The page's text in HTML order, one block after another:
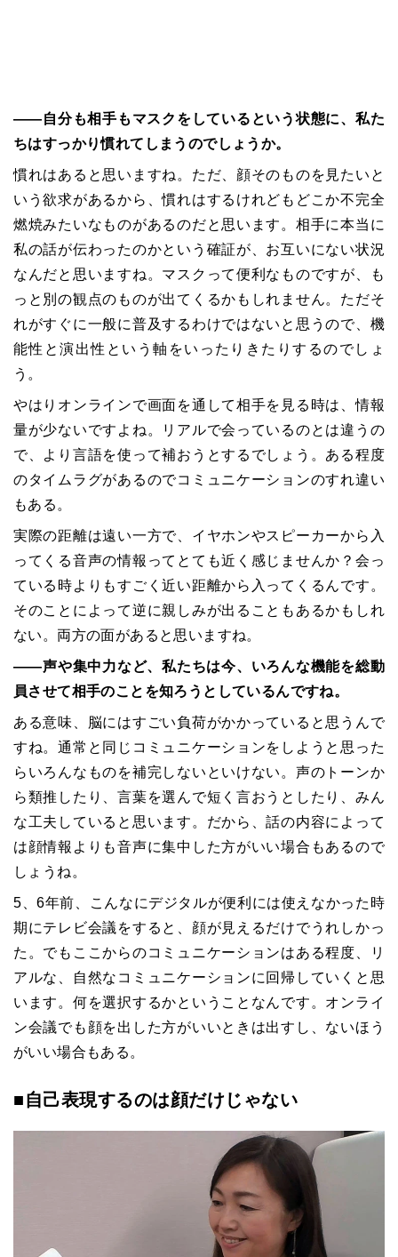
――自分も相手もマスクをしているという状態に、私た
ちはすっかり慣れてしまうのでしょうか。
慣れはあると思いますね。ただ、顔そのものを見たいと
いう欲求があるから、慣れはするけれどもどこか不完全
燃焼みたいなものがあるのだと思います。相手に本当に
私の話が伝わったのかという確証が、お互いにない状況
なんだと思いますね。マスクって便利なものですが、も
っと別の観点のものが出てくるかもしれません。ただそ
れがすぐに一般に普及するわけではないと思うので、機
能性と演出性という軸をいったりきたりするのでしょ
う。
やはりオンラインで画面を通して相手を見る時は、情報
量が少ないですよね。リアルで会っているのとは違うの
で、より言語を使って補おうとするでしょう。ある程度
のタイムラグがあるのでコミュニケーションのすれ違い
もある。
実際の距離は遠い一方で、イヤホンやスピーカーから入
ってくる音声の情報ってとても近く感じませんか？会っ
ている時よりもすごく近い距離から入ってくるんです。
そのことによって逆に親しみが出ることもあるかもしれ
ない。両方の面があると思いますね。
――声や集中力など、私たちは今、いろんな機能を総動
員させて相手のことを知ろうとしているんですね。
ある意味、脳にはすごい負荷がかかっていると思うんで
すね。通常と同じコミュニケーションをしようと思った
らいろんなものを補完しないといけない。声のトーンか
ら類推したり、言葉を選んで短く言おうとしたり、みん
な工夫していると思います。だから、話の内容によって
は顔情報よりも音声に集中した方がいい場合もあるので
しょうね。
5、6年前、こんなにデジタルが便利には使えなかった時
期にテレビ会議をすると、顔が見えるだけでうれしかっ
た。でもここからのコミュニケーションはある程度、リ
アルな、自然なコミュニケーションに回帰していくと思
います。何を選択するかということなんです。オンライ
ン会議でも顔を出した方がいいときは出すし、ないほう
がいい場合もある。
■自己表現するのは顔だけじゃない